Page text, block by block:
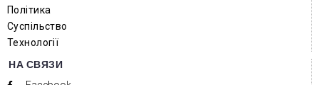
Політика
Суспільство
Технології
НА СВЯЗИ